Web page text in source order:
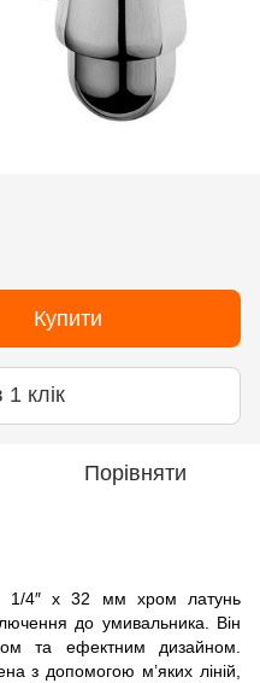
Купити
клік
Порівняти
1/4″ x 32 мм хром латунь
до умивальника. Він
та ефектним дизайном.
з допомогою м’яких ліній,